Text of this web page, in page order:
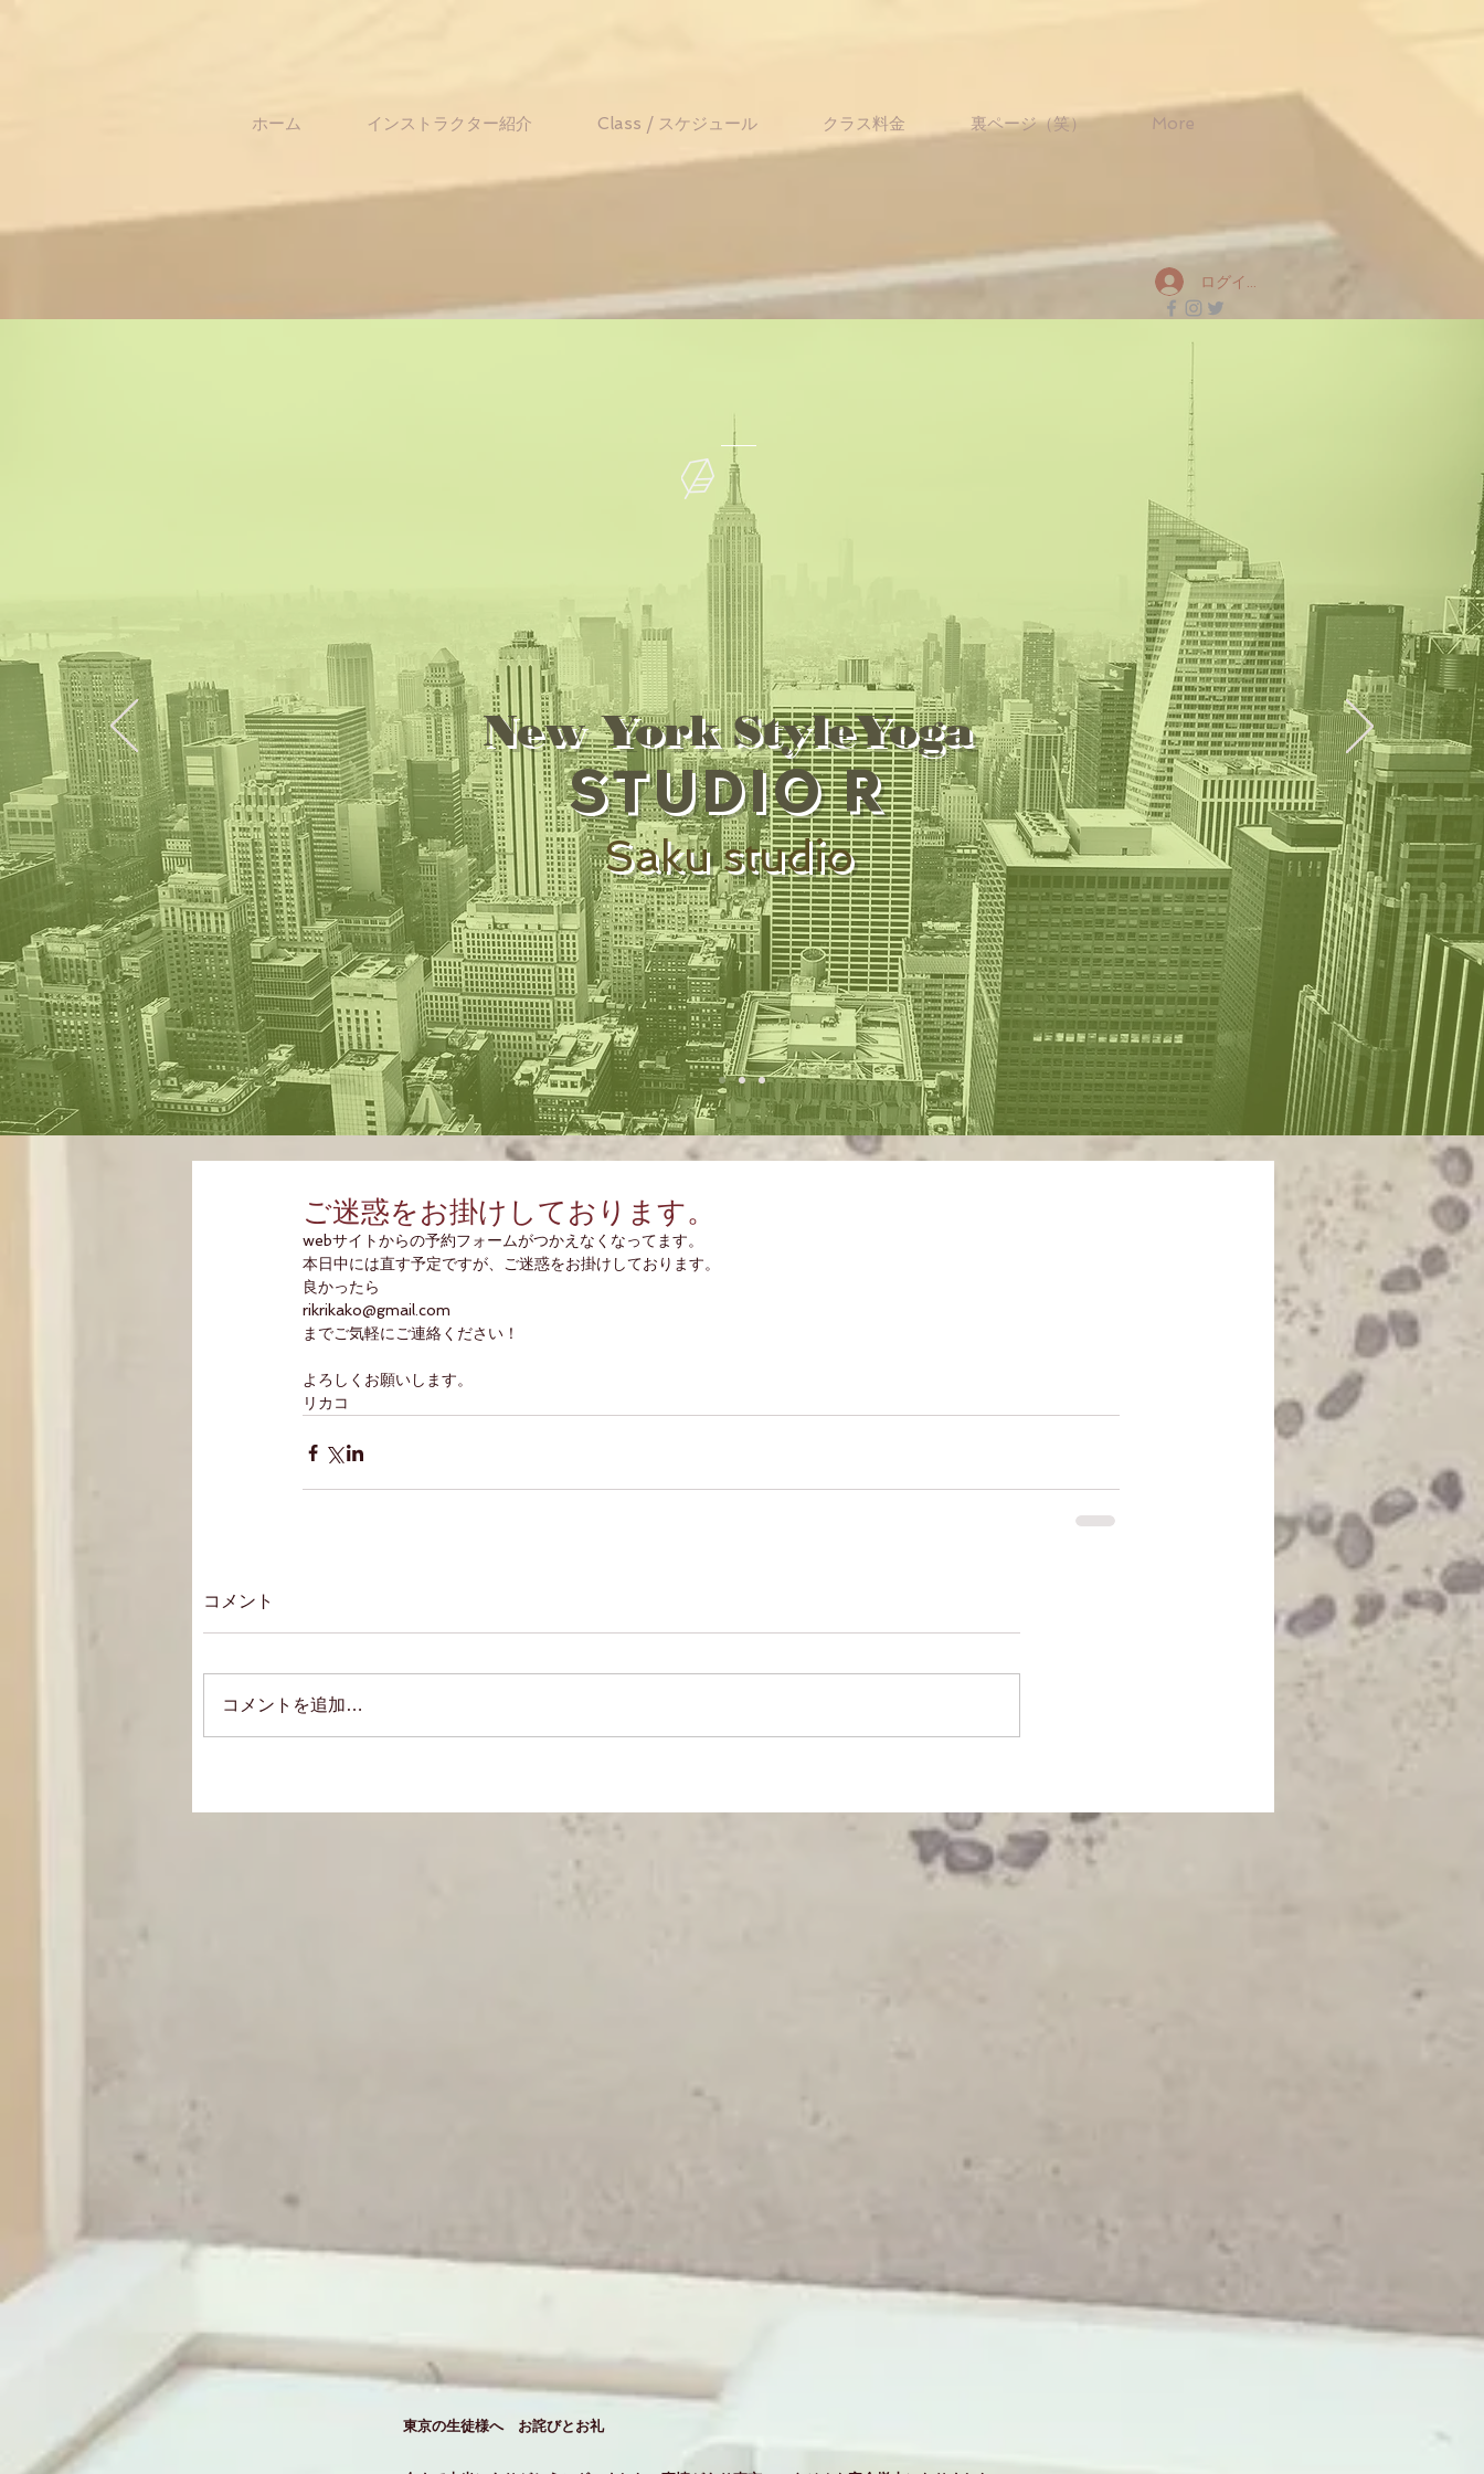
ホーム インストラクター紹介 Class / スケジュール クラス料金 裏ページ（笑） More
ログイン
New York StyleYoga
STUDIO R
Saku studio
ご迷惑をお掛けしております。
webサイトからの予約フォームがつかえなくなってます。
本日中には直す予定ですが、ご迷惑をお掛けしております。
良かったら
rikrikako@gmail.com
までご気軽にご連絡ください！
よろしくお願いします。
リカコ
コメント
コメントを追加…
東京の生徒様へ お詫びとお礼